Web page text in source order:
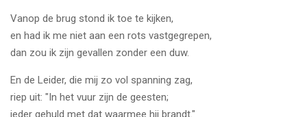
Vanop de brug stond ik toe te kijken,
en had ik me niet aan een rots vastgegrepen,
dan zou ik zijn gevallen zonder een duw.
En de Leider, die mij zo vol spanning zag,
riep uit: "In het vuur zijn de geesten;
ieder gehuld met dat waarmee hij brandt."